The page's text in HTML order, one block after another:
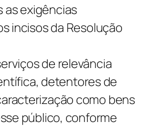
as exigências
incisos da Resolução
de relevância
detentores de
como bens
público, conforme